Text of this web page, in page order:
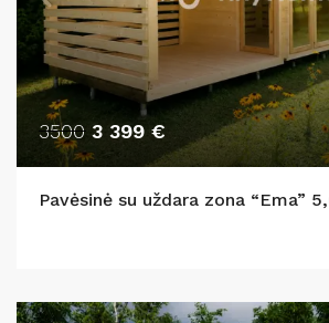
3500 3 399 €